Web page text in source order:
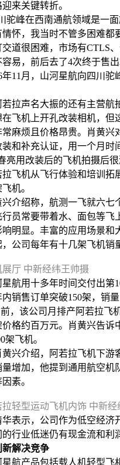
来关键转折。
峰在西南通航领域是一面
情怀，我当时不管多困难都
交道很困难，市场有CTLS
易，前后去了4次终于售出
月，山河星航向四川驼
声名大振的还有主营航拍
在飞机上开孔改装相机，但
常麻烦且价格昂贵。肖黄兴
和补充认证，用一个月时
用改装后的飞机拍摄后很
拉飞机从飞行体验和培训拓
机。
绍称，航测一飞就六七
员常要带着水、面包等飞
明显。丰富的应用场景和
，公司每年有十几架飞机销
展厅 中新经纬王帅摄
用十多年时间交付出第
销售订单突破150架，销
前，该公司月排产阿若拉飞
价格约百万元。肖黄兴告
架飞机。
介绍，阿若拉飞机下游
增加，他提到通用航空机
素。
拉轻型运动飞机内饰 中新
示，公司作为低空经济
行业低迷仍有现金流和利
新解决竞争
产品包括载人机轻型飞